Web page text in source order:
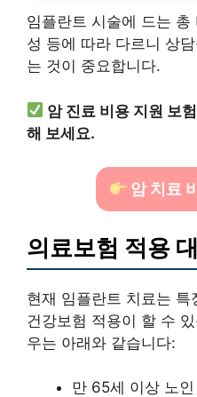
임플란트 시술에 드는
성 등에 따라 다르니 상
는 것이 중요합니다.
암 진료 비용 지원 보
해 보세요.
암 치료
의료보험 적용
현재 임플란트 치료는
건강보험 적용이 할 수
우는 아래와 같습니다:
만 65세 이상 노인